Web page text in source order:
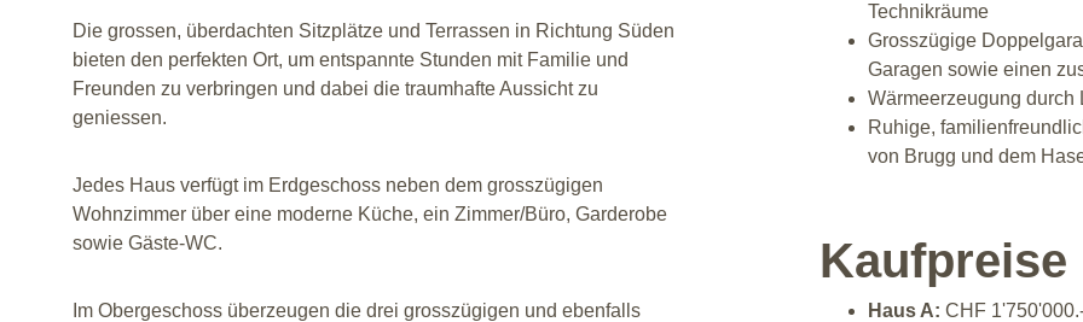
Die grossen, überdachten Sitzplätze und Terrassen in Richtung Süden
bieten den perfekten Ort, um entspannte Stunden mit Familie und
Freunden zu verbringen und dabei die traumhafte Aussicht zu
geniessen.
Jedes Haus verfügt im Erdgeschoss neben dem grosszügigen
Wohnzimmer über eine moderne Küche, ein Zimmer/Büro, Garderobe
sowie Gäste-WC.
Im Obergeschoss überzeugen die drei grosszügigen und ebenfalls
Technikräume
Grosszügige
Garagen sowie einen
Wärmeerzeugung durch
Ruhige,
von Brugg und dem
Kaufpreise
Haus A: CHF